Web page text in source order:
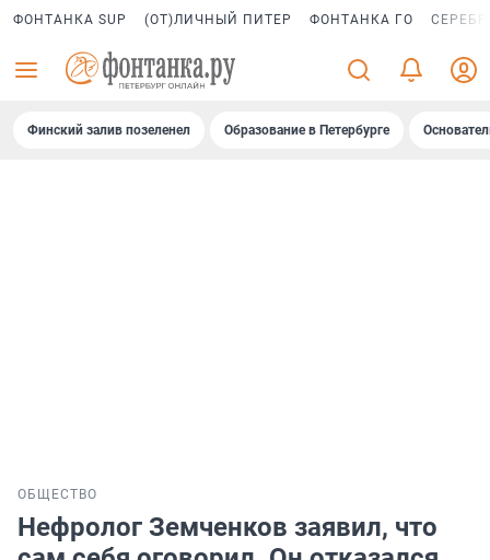
ФОНТАНКА SUP (ОТ)ЛИЧНЫЙ ПИТЕР ФОНТАНКА ГО
Финский залив позеленел Образование в Петербурге
ОБЩЕСТВО
Нефролог Земченков заявил, что